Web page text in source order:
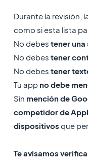
Durante la revisión,
como si esta lista
No debes tener una
No debes tener
No debes tener
Tu app no debe
Sin mención de
competidor de
dispositivos que
Te avisamos